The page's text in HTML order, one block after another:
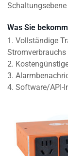
Schaltungsebene
Was Sie
1. Vollständige
Stromverbrauchs
2.
3.
4. Software/API-